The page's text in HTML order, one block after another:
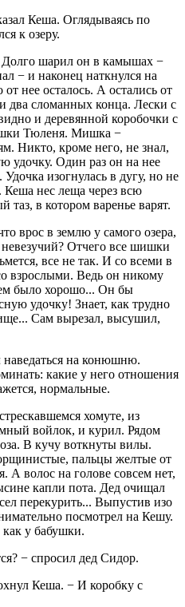
Кеша. Оглядываясь по
к озеру.
Долго шарил он в камышах −
− и наконец наткнулся на
нее осталось. А остались от
два сломанных конца. Лески с
и деревянной коробочки с
Тюленя. Мишка −
Никто, кроме него, не знал,
удочку. Один раз он на нее
изогнулась в дугу, но не
Кеша нес леща через всю
в котором варенье варят.
врос в землю у самого озера,
Отчего все шишки
все не так. И со всеми в
взрослыми. Ведь он никому
было хорошо... Он бы
удочку! Знает, как трудно
Сам вырезал, высушил,
на конюшню.
какие у него отношения
нормальные.
хомуте, из
войлок, и курил. Рядом
В кучу воткнуты вилы.
пальцы желтые от
А волос на голове совсем нет,
капли пота. Дед очищал
перекурить... Выпустив изо
посмотрел на Кешу.
как у бабушки.
− спросил дед Сидор.
Кеша. − И коробку с